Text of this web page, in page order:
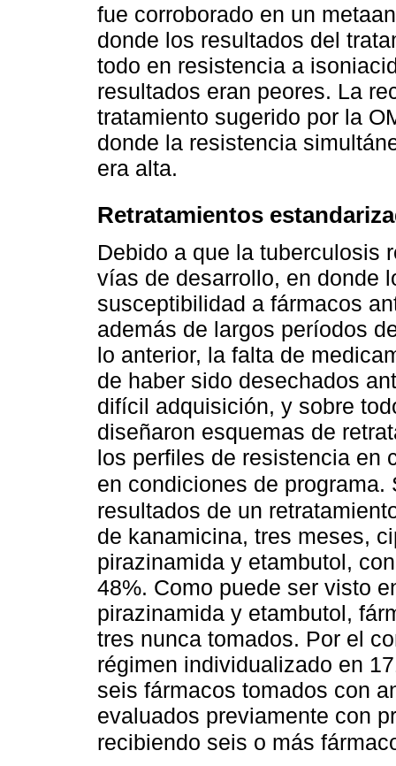
fue corroborado en un
donde los resultados del
todo en resistencia a
resultados eran peores. La
tratamiento sugerido por la
donde la resistencia
era alta.
Retratamientos
Debido a que la tuberculosis
vías de desarrollo, en donde
susceptibilidad a fármacos
además de largos períodos
lo anterior, la falta de
de haber sido desechados
difícil adquisición, y sobre
diseñaron esquemas de
los perfiles de resistencia en
en condiciones de
resultados de un
de kanamicina, tres meses,
pirazinamida y etambutol,
48%. Como puede ser visto
pirazinamida y etambutol,
tres nunca tomados. Por el
régimen individualizado en
seis fármacos tomados con
evaluados previamente con
recibiendo seis o más